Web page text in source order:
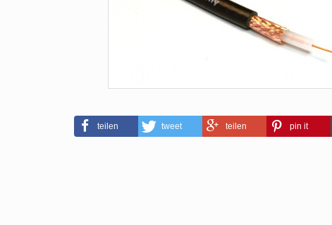
teilen tweet teilen pin it